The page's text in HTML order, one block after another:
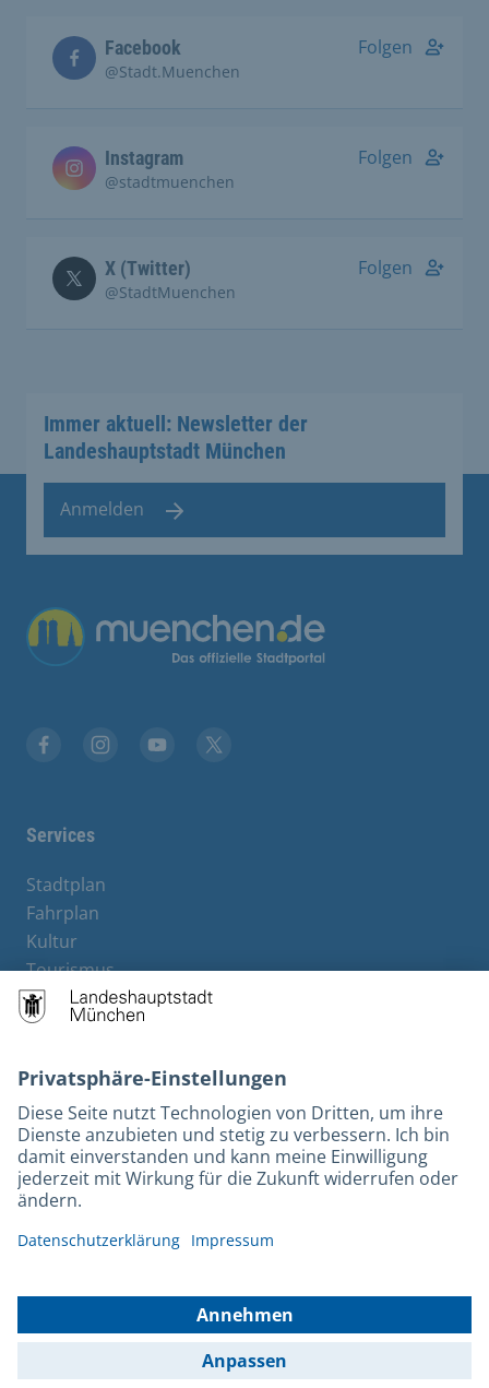
Facebook
@Stadt.Muenchen
Folgen
Instagram
@stadtmuenchen
Folgen
X (Twitter)
@StadtMuenchen
Folgen
Immer aktuell: Newsletter der
Landeshauptstadt München
Anmelden
Services
Stadtplan
Fahrplan
Kultur
Tourismus
M-Strom
Bürgerservice
Kontakt
Barrierefreiheit
Leichte Sprache
Gebärdensprache
Kontakt